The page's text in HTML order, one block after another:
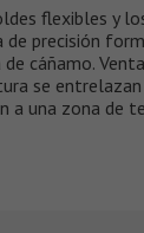
flexibles y
de precisión
cáñamo.
se
a una zona de